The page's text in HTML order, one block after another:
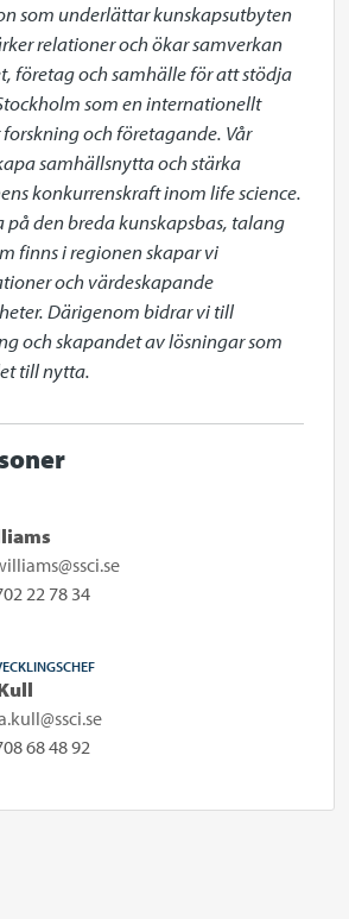
som underlättar kunskapsutbyten
relationer och ökar samverkan
företag och samhälle för att stödja
som en internationellt
och företagande. Vår
samhällsnytta och stärka
konkurrenskraft inom life science.
den breda kunskapsbas, talang
finns i regionen skapar vi
och värdeskapande
Därigenom bidrar vi till
och skapandet av lösningar som
till nytta.
22 78 34
68 48 92